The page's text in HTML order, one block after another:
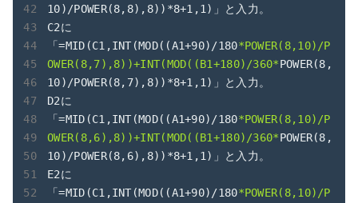
10)/POWER(8,8),8))*8+1,1)」と入力。
C2に
「=MID(C1,INT(MOD((A1+90)/180*POWER(8,10)/P
OWER(8,7),8))+INT(MOD((B1+180)/360*POWER(8,
10)/POWER(8,7),8))*8+1,1)」と入力。
D2に
「=MID(C1,INT(MOD((A1+90)/180*POWER(8,10)/P
OWER(8,6),8))+INT(MOD((B1+180)/360*POWER(8,
10)/POWER(8,6),8))*8+1,1)」と入力。
E2に
「=MID(C1,INT(MOD((A1+90)/180*POWER(8,10)/P